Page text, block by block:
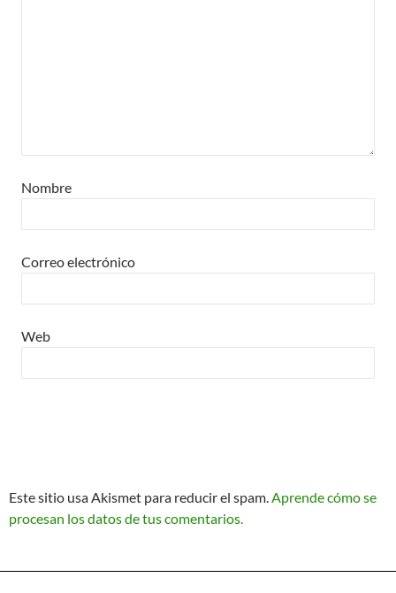
Nombre
Correo electrónico
Web
Este sitio usa Akismet para reducir el spam.Aprende cómo se
procesan los datos de tus comentarios.